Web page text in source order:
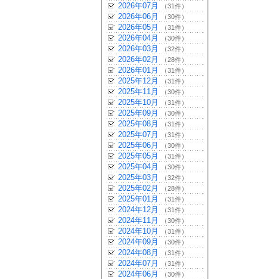
2026年07月 （31件）
2026年06月 （30件）
2026年05月 （31件）
2026年04月 （30件）
2026年03月 （32件）
2026年02月 （28件）
2026年01月 （31件）
2025年12月 （31件）
2025年11月 （30件）
2025年10月 （31件）
2025年09月 （30件）
2025年08月 （31件）
2025年07月 （31件）
2025年06月 （30件）
2025年05月 （31件）
2025年04月 （30件）
2025年03月 （32件）
2025年02月 （28件）
2025年01月 （31件）
2024年12月 （31件）
2024年11月 （30件）
2024年10月 （31件）
2024年09月 （30件）
2024年08月 （31件）
2024年07月 （31件）
2024年06月 （30件）